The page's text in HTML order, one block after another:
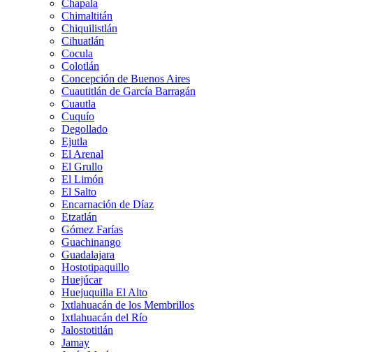
Chapala
Chimaltitán
Chiquilistlán
Cihuatlán
Cocula
Colotlán
Concepción de Buenos Aires
Cuautitlán de García Barragán
Cuautla
Cuquío
Degollado
Ejutla
El Arenal
El Grullo
El Limón
El Salto
Encarnación de Díaz
Etzatlán
Gómez Farías
Guachinango
Guadalajara
Hostotipaquillo
Huejúcar
Huejuquilla El Alto
Ixtlahuacán de los Membrillos
Ixtlahuacán del Río
Jalostotitlán
Jamay